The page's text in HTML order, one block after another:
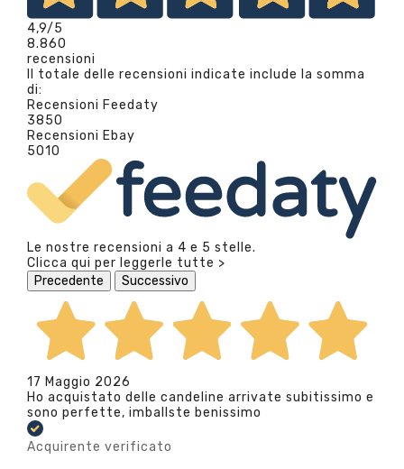
4,9/5
8.860
recensioni
Il totale delle recensioni indicate include la somma
di:
Recensioni Feedaty
3850
Recensioni Ebay
5010
Le nostre recensioni a 4 e 5 stelle.
Clicca qui per leggerle tutte >
Precedente
Successivo
17 Maggio 2026
Ho acquistato delle candeline arrivate subitissimo e
sono perfette, imballste benissimo
Acquirente verificato